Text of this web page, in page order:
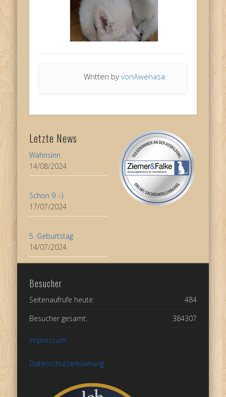
Written byvonAwenasa
Letzte News
Wahnsinn
14/08/2024
Schon 9 :-)
17/07/2024
5. Geburtstag
14/07/2024
Besucher
484
Seitenaufrufe heute:
384307
Besucher gesamt:
Impressum
Datenschutzerklaerung